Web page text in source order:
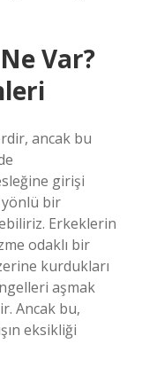
Var?
ancak bu
girişi
yönlü bir
Erkeklerin
odaklı bir
kurdukları
aşmak
Ancak bu,
eksikliği